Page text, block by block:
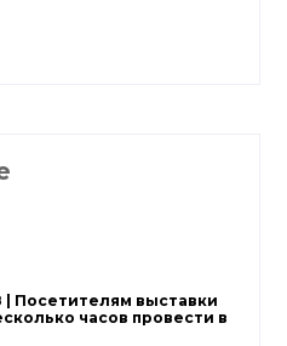
| Посетителям выставки
часов провести в